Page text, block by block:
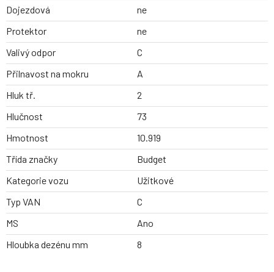
Dojezdová
ne
Protektor
ne
Valivý odpor
C
Přilnavost na mokru
A
Hluk tř.
2
Hlučnost
73
Hmotnost
10.919
Třída značky
Budget
Kategorie vozu
Užitkové
Typ VAN
C
MS
Ano
Hloubka dezénu mm
8